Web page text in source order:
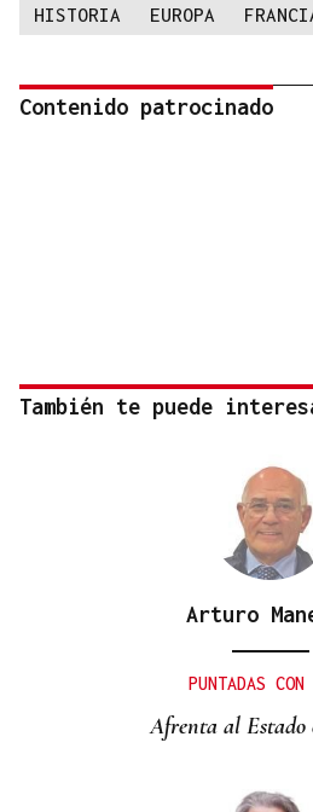
HISTORIA EUROPA
Contenido patrocinado
También te puede
Arturo
PUNTADAS
Afrenta al Estado